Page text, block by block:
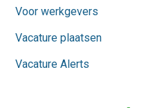
Voor werkgevers
Vacature plaatsen
Vacature Alerts